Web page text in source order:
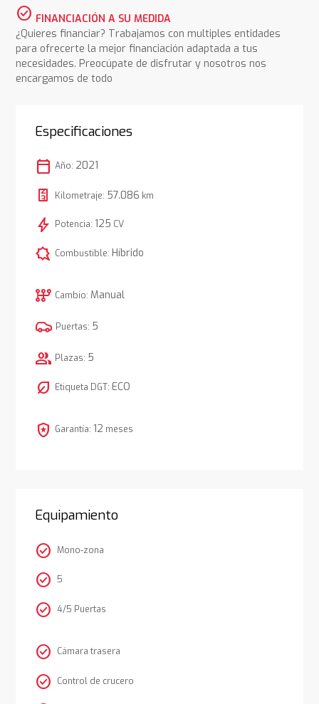
check_circle FINANCIACIÓN A SU MEDIDA
¿Quieres financiar? Trabajamos con multiples entidades
para ofrecerte la mejor financiación adaptada a tus
necesidades. Preocúpate de disfrutar y nosotros nos
encargamos de todo
Especificaciones
calendar_today Año: 2021
Kilometraje: 57.086 km
bolt Potencia: 125 CV
comic_bubble Combustible: Híbrido
auto_transmission Cambio: Manual
Puertas: 5
group Plazas: 5
nest_eco_leaf Etiqueta DGT: ECO
local_police Garantía: 12 meses
Equipamiento
check_circle Mono-zona
check_circle 5
check_circle 4/5 Puertas
check_circle Cámara trasera
check_circle Control de crucero